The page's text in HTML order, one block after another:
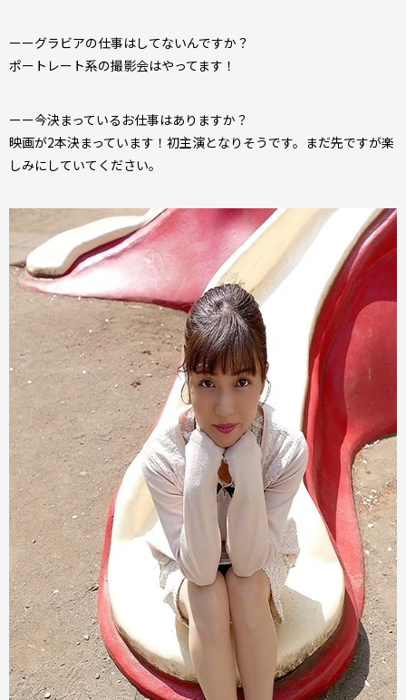
ーーグラビアの仕事はしてないんですか？
ポートレート系の撮影会はやってます！
ーー今決まっているお仕事はありますか？
映画が2本決まっています！初主演となりそうです。まだ先ですが楽
しみにしていてください。